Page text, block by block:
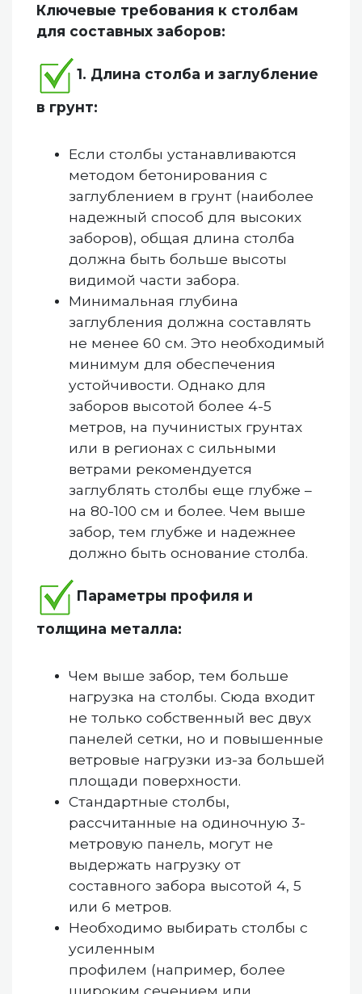
Ключевые требования к столбам
для составных заборов:
1. Длина столба и заглубление
в грунт:
Если столбы устанавливаются
методом бетонирования с
заглублением в грунт (наиболее
надежный способ для высоких
заборов), общая длина столба
должна быть больше высоты
видимой части забора.
Минимальная глубина
заглубления должна составлять
не менее 60 см. Это необходимый
минимум для обеспечения
устойчивости. Однако для
заборов высотой более 4-5
метров, на пучинистых грунтах
или в регионах с сильными
ветрами рекомендуется
заглублять столбы еще глубже –
на 80-100 см и более. Чем выше
забор, тем глубже и надежнее
должно быть основание столба.
Параметры профиля и
толщина металла:
Чем выше забор, тем больше
нагрузка на столбы. Сюда входит
не только собственный вес двух
панелей сетки, но и повышенные
ветровые нагрузки из-за большей
площади поверхности.
Стандартные столбы,
рассчитанные на одиночную 3-
метровую панель, могут не
выдержать нагрузку от
составного забора высотой 4, 5
или 6 метров.
Необходимо выбирать столбы с
усиленным
профилем (например, более
широким сечением или